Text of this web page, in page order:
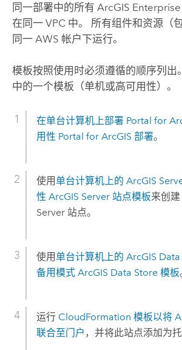
同一部署中的所有 ArcGIS Enterprise
在同一 VPC中。 所有组件和资源（
同一 AWS 帐户下运行。
模板按照使用时必须遵循的顺序列出
中的一个模板（单机或高可用性）。
在单台计算机上部署 Portal for
用性 Portal for ArcGIS 部署。
使用单台计算机上的 ArcGIS
性 ArcGIS Server站点模板来创建
Server站点。
使用单台计算机上的 ArcGIS
备用模式 ArcGIS Data Store模板
运行 CloudFormation 模板以将
联合至门户 ，并将此站点添加为托